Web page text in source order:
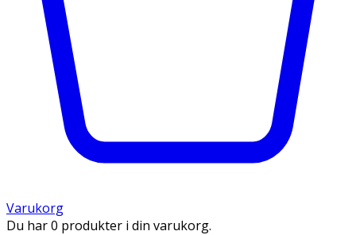
Varukorg
Du har 0 produkter i din varukorg.